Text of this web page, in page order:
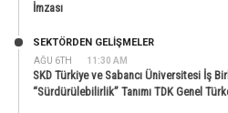
İmzası
AĞU 6TH 11:30 AM
SEKTÖRDEN GELIŞMELER
SKD Türkiye ve Sabancı Üniversitesi İş
“Sürdürülebilirlik” Tanımı TDK Genel